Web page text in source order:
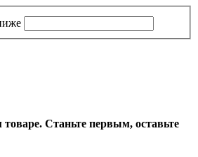
Станьте первым, оставьте